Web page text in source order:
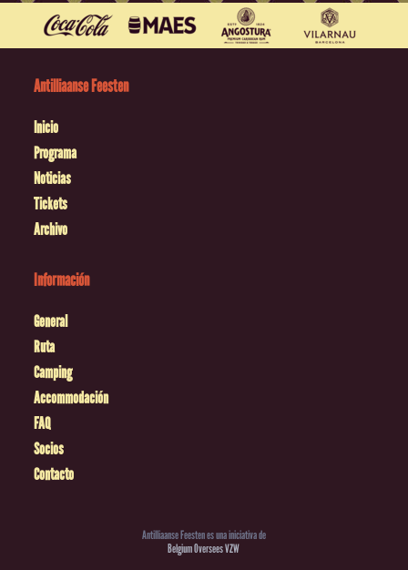
Antilliaanse Feesten
Inicio
Programa
Noticias
Tickets
Archivo
Información
General
Ruta
Camping
Accommodación
FAQ
Socios
Contacto
Antilliaanse Feesten es una iniciativa de
Belgium Oversees VZW